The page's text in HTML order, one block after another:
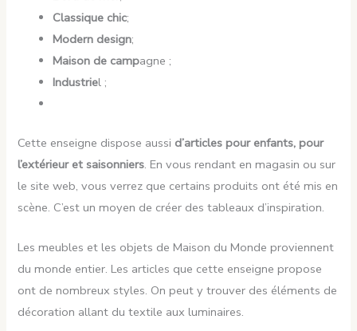
Classique chic;
Modern design;
Maison de campagne ;
Industriel ;
Cette enseigne dispose aussi d’articles pour enfants, pour
l’extérieur et saisonniers. En vous rendant en magasin ou sur
le site web, vous verrez que certains produits ont été mis en
scène. C’est un moyen de créer des tableaux d’inspiration.
Les meubles et les objets de Maison du Monde proviennent
du monde entier. Les articles que cette enseigne propose
ont de nombreux styles. On peut y trouver des éléments de
décoration allant du textile aux luminaires.